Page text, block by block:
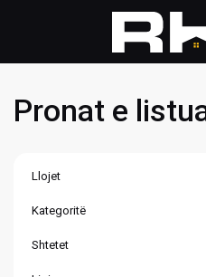
Pronat e
Llojet
Kategoritë
Shtetet